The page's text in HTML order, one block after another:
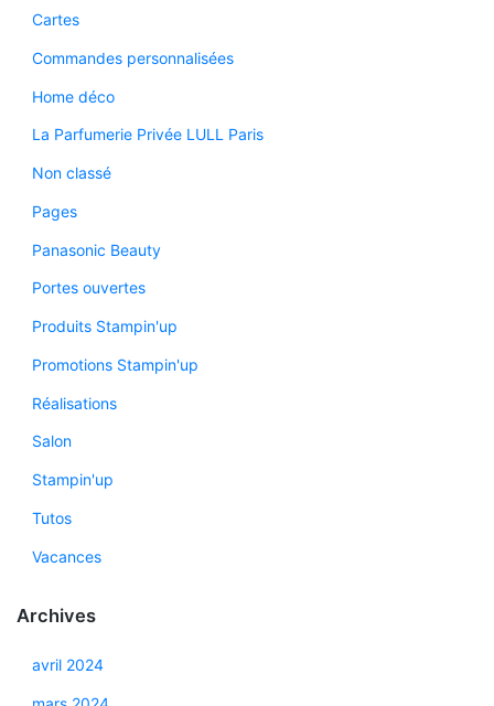
Cartes
Commandes personnalisées
Home déco
La Parfumerie Privée LULL Paris
Non classé
Pages
Panasonic Beauty
Portes ouvertes
Produits Stampin'up
Promotions Stampin'up
Réalisations
Salon
Stampin'up
Tutos
Vacances
Archives
avril 2024